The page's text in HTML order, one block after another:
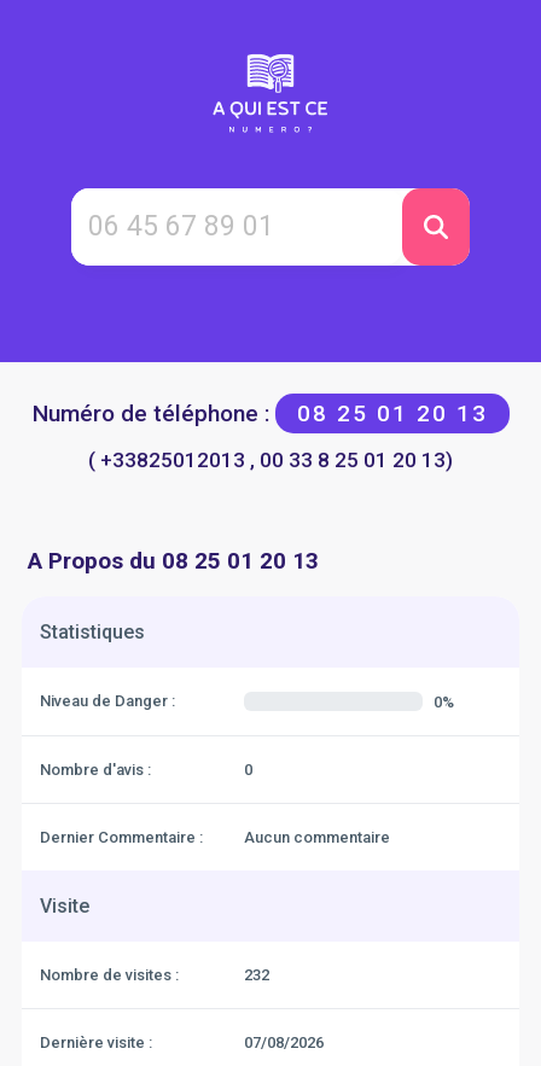
Numéro de téléphone : 08 25 01 20 13
( +33825012013 , 00 33 8 25 01 20 13)
A Propos du 08 25 01 20 13
Statistiques
Niveau de Danger : 0%
Nombre d'avis : 0
Dernier Commentaire : Aucun commentaire
Visite
Nombre de visites : 232
Dernière visite : 07/08/2026